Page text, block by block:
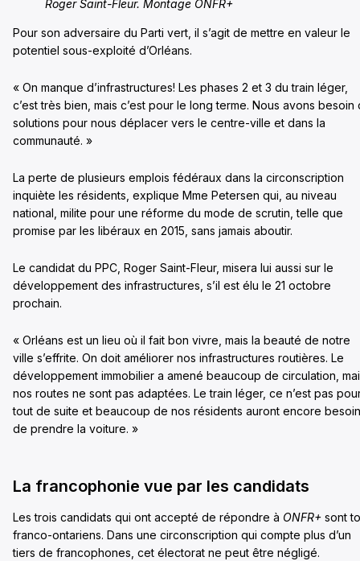
Roger Saint-Fleur. Montage ONFR+
Pour son adversaire du Parti vert, il s’agit de mettre en valeur le
potentiel sous-exploité d’Orléans.
« On manque d’infrastructures! Les phases 2 et 3 du train léger,
c’est très bien, mais c’est pour le long terme. Nous avons besoin
solutions pour nous déplacer vers le centre-ville et dans la
communauté. »
La perte de plusieurs emplois fédéraux dans la circonscription
inquiète les résidents, explique Mme Petersen qui, au niveau
national, milite pour une réforme du mode de scrutin, telle que
promise par les libéraux en 2015, sans jamais aboutir.
Le candidat du PPC, Roger Saint-Fleur, misera lui aussi sur le
développement des infrastructures, s’il est élu le 21 octobre
prochain.
« Orléans est un lieu où il fait bon vivre, mais la beauté de notre
ville s’effrite. On doit améliorer nos infrastructures routières. Le
développement immobilier a amené beaucoup de circulation,
nos routes ne sont pas adaptées. Le train léger, ce n’est pas
tout de suite et beaucoup de nos résidents auront encore besoin
de prendre la voiture. »
La francophonie vue par les candidats
Les trois candidats qui ont accepté de répondre à ONFR+ sont
franco-ontariens. Dans une circonscription qui compte plus d’un
tiers de francophones, cet électorat ne peut être négligé.